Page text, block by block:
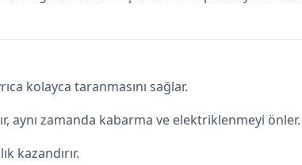
kolayca taranmasını sağlar.
aynı zamanda kabarma ve elektriklenmeyi önler.
kazandırır.